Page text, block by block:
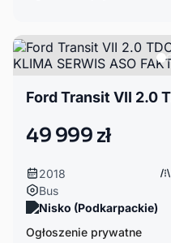
49 999 zł
2018
Bus
Nisko (Podkarpackie)
Ogłoszenie prywatne